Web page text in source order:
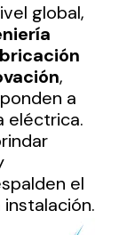
global,
,
a
eléctrica.
el